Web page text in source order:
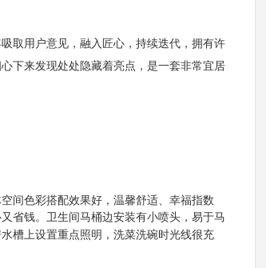
取用户意见，融入匠心，持续迭代，拥有许
下来发现处处隐藏着亮点，是一套非常宜居
间色彩搭配效果好，温馨舒适、幸福指数
省钱。卫生间马桶边安装有小喷头，易于马
槽上设置重点照明，洗菜洗碗时光线很充